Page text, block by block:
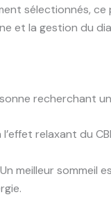
sélectionnés,
et la gestion du
recherchant
l’effet relaxant du
Un meilleur sommeil